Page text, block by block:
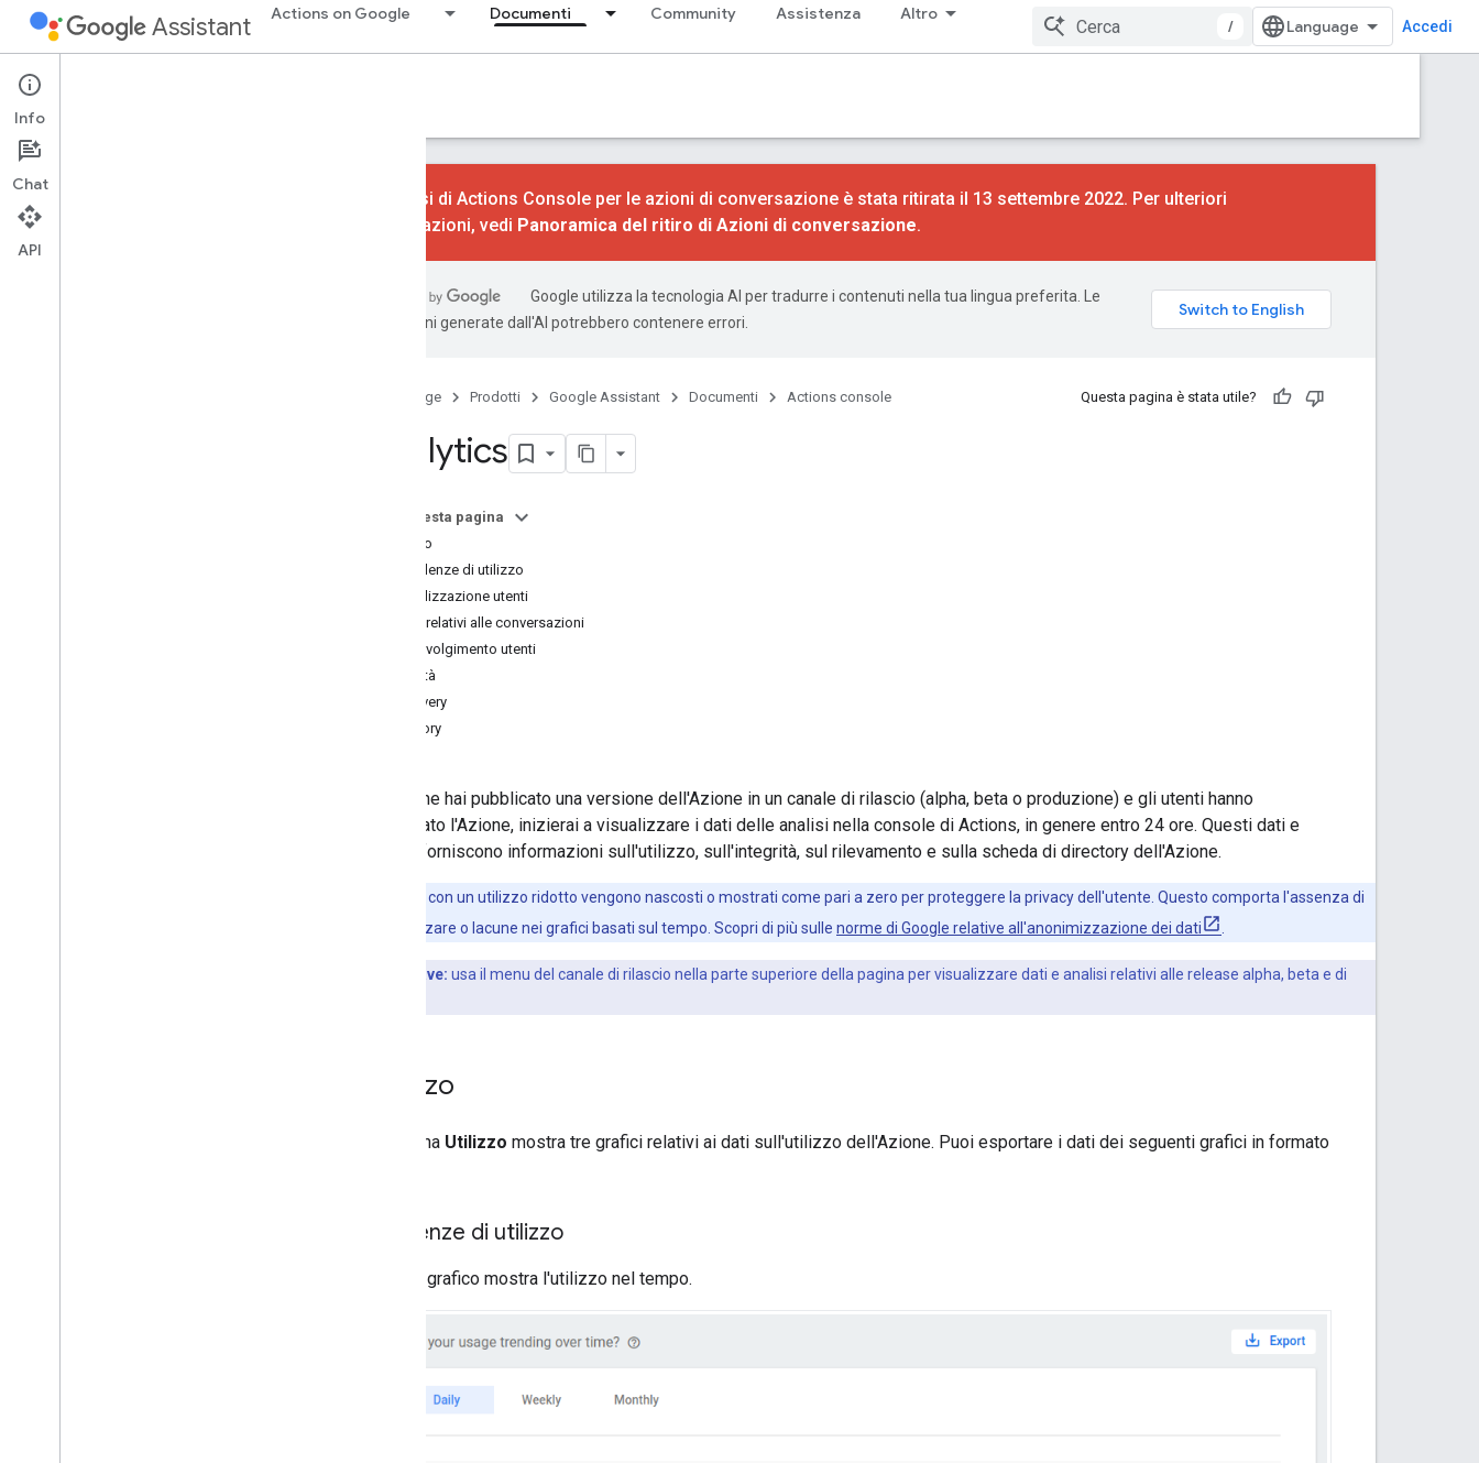
Assistant Actions on Google Documenti Community Assistenza Altro
/ Accedi
Actions console
Apprendimento
L'analisi di Actions Console per le azioni di conversazione è stata ritirata il 13 settembre 2022. Per ulteriori
informazioni, vedi Panoramica del ritiro di Azioni di conversazione.
Google utilizza la tecnologia AI per tradurre i contenuti nella tua lingua preferita. Le
traduzioni generate dall'AI potrebbero contenere errori.
Home page Prodotti Google Assistant Documenti Actions console Questa pagina è stata utile?
Analytics
Su questa pagina
Utilizzo
Tendenze di utilizzo
Fidelizzazione utenti
Dati relativi alle conversazioni
Coinvolgimento utenti
Integrità
Discovery
Directory
Dopo che hai pubblicato una versione dell'Azione in un canale di rilascio (alpha, beta o produzione) e gli utenti hanno
richiamato l'Azione, inizierai a visualizzare i dati delle analisi nella console di Actions, in genere entro 24 ore. Questi dati e
analisi forniscono informazioni sull'utilizzo, sull'integrità, sul rilevamento e sulla scheda di directory dell'Azione.
i dati con un utilizzo ridotto vengono nascosti o mostrati come pari a zero per proteggere la privacy dell'utente. Questo comporta l'assenza di
dati da visualizzare o lacune nei grafici basati sul tempo. Scopri di più sulle norme di Google relative all'anonimizzazione dei dati
Punto chiave: usa il menu del canale di rilascio nella parte superiore della pagina per visualizzare dati e analisi relativi alle release alpha, beta e di
Utilizzo
La pagina Utilizzo mostra tre grafici relativi ai dati sull'utilizzo dell'Azione. Puoi esportare i dati dei seguenti grafici in formato
Tendenze di utilizzo
Questo grafico mostra l'utilizzo nel tempo.
Info
Chat
API